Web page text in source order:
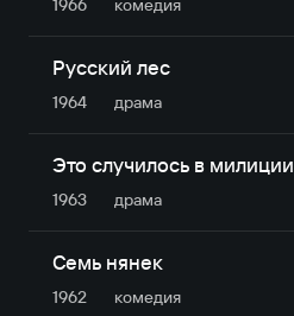
1966 комедия
Русский лес
1964 драма
Это случилось в милиции
1963 драма
Семь нянек
1962 комедия